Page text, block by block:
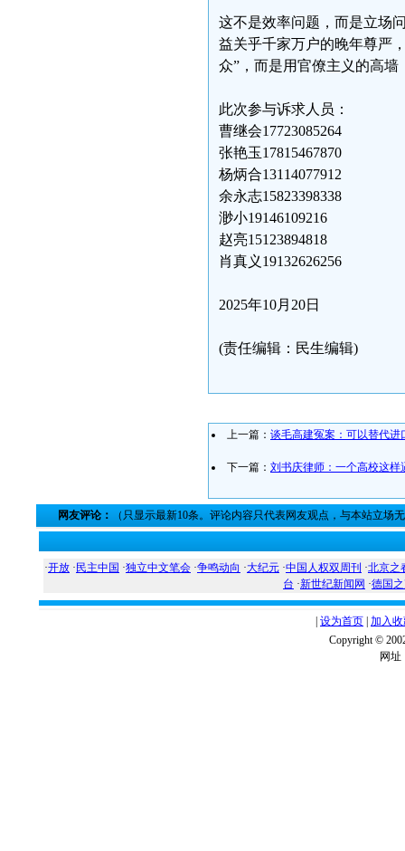
这不是效率问题，而是立场
益关乎千家万户的晚年尊严
众”，而是用官僚主义的高
此次参与诉求人员：
曹继会17723085264
张艳玉17815467870
杨炳合13114077912
余永志15823398338
渺小19146109216
赵亮15123894818
肖真义19132626256
2025年10月20日
(责任编辑：民生编辑)
上一篇： 谈毛高建冤案：可以替代
下一篇： 刘书庆律师：一个高校这
网友评论： （只显示最新10条。评论内容只代表网友观点，与本站立场
·开放 · 民主中国 ·独立中文笔会 ·争鸣动向 ·大纪元 ·中国人权双周刊 ·北京之
台 ·新世纪新闻网 ·德国
设为首页 加入
Copyright ©
网址